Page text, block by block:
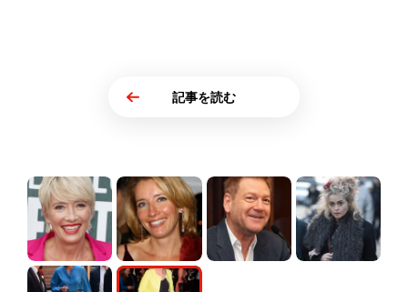
記事を読む